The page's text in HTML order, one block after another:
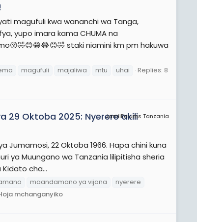
magufuli kwa wananchi wa Tanga,
yupo imara kama CHUMA na
staki niamini km pm hakuwa
magufuli majaliwa mtu uhai
Replies: 8
JamiiForums Tanzania
29 Oktoba 2025: Nyerere akili
Jumamosi, 22 Oktoba 1966. Hapa chini kuna
ya Muungano wa Tanzania lilipitisha sheria
cha...
maandamano ya vijana
nyerere
mchanganyiko